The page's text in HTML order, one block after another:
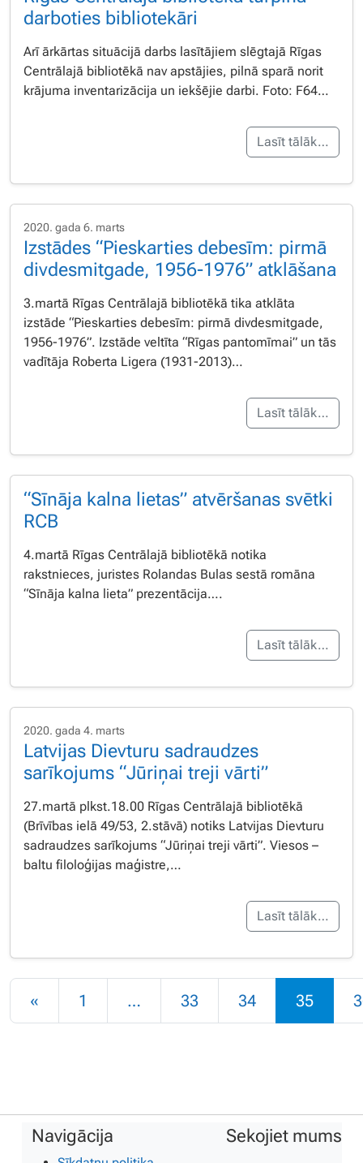
darboties bibliotekāri
Arī ārkārtas situācijā darbs lasītājiem slēgtajā Rīgas
Centrālajā bibliotēkā nav apstājies, pilnā sparā norit
krājuma inventarizācija un iekšējie darbi. Foto: F64…
Lasīt tālāk…
2020. gada 6. marts
Izstādes “Pieskarties debesīm: pirmā
divdesmitgade, 1956-1976” atklāšana
3.martā Rīgas Centrālajā bibliotēkā tika atklāta
izstāde “Pieskarties debesīm: pirmā divdesmitgade,
1956-1976”. Izstāde veltīta “Rīgas pantomīmai” un tās
vadītāja Roberta Ligera (1931-2013)…
Lasīt tālāk…
“Sīnāja kalna lietas” atvēršanas svētki
RCB
4.martā Rīgas Centrālajā bibliotēkā notika
rakstnieces, juristes Rolandas Bulas sestā romāna
“Sīnāja kalna lieta” prezentācija….
Lasīt tālāk…
2020. gada 4. marts
Latvijas Dievturu sadraudzes
sarīkojums “Jūriņai treji vārti”
27.martā plkst.18.00 Rīgas Centrālajā bibliotēkā
(Brīvības ielā 49/53, 2.stāvā) notiks Latvijas Dievturu
sadraudzes sarīkojums “Jūriņai treji vārti”. Viesos –
baltu filoloģijas maģistre,…
Lasīt tālāk…
Rakstu navigācija
« 1 … 33 34 35
Navigācija Sekojiet mums